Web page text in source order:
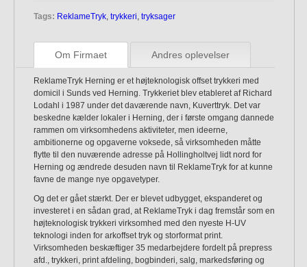
Tags: ReklameTryk, trykkeri, tryksager
Om Firmaet Andres oplevelser
ReklameTryk Herning er et højteknologisk offset trykkeri med
domicil i Sunds ved Herning. Trykkeriet blev etableret af Richard
Lodahl i 1987 under det daværende navn, Kuverttryk. Det var
beskedne kælder lokaler i Herning, der i første omgang dannede
rammen om virksomhedens aktiviteter, men ideerne,
ambitionerne og opgaverne voksede, så virksomheden måtte
flytte til den nuværende adresse på Hollingholtvej lidt nord for
Herning og ændrede desuden navn til ReklameTryk for at kunne
favne de mange nye opgavetyper.
Og det er gået stærkt. Der er blevet udbygget, ekspanderet og
investeret i en sådan grad, at ReklameTryk i dag fremstår som en
højteknologisk trykkeri virksomhed med den nyeste H-UV
teknologi inden for arkoffset tryk og storformat print.
Virksomheden beskæftiger 35 medarbejdere fordelt på prepress
afd., trykkeri, print afdeling, bogbinderi, salg, markedsføring og